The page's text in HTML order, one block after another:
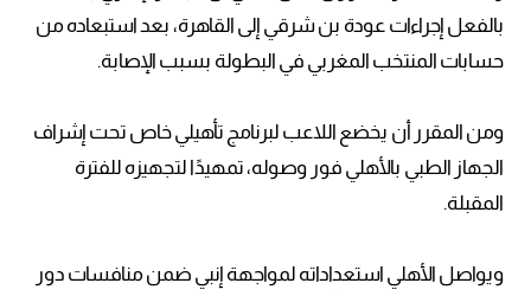
بالفعل إجراءات عودة بن شرقي إلى القاهرة، بعد استبعاده من
حسابات المنتخب المغربي في البطولة بسبب الإصابة.
ومن المقرر أن يخضع اللاعب لبرنامج تأهيلي خاص تحت إشراف
الجهاز الطبي بالأهلي فور وصوله، تمهيدًا لتجهيزه للفترة
المقبلة.
ويواصل الأهلي استعداداته لمواجهة إنبي ضمن منافسات دور